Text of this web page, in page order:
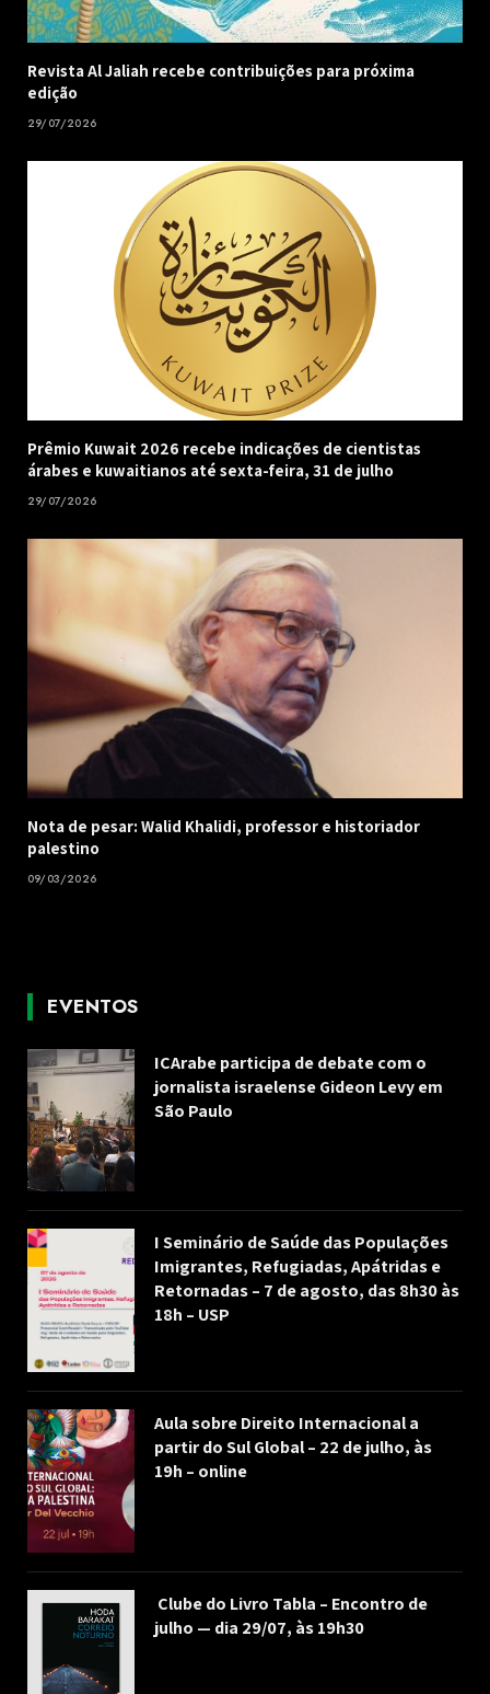
Revista Al Jaliah recebe contribuições para próxima
edição
29/07/2026
Prêmio Kuwait 2026 recebe indicações de cientistas
árabes e kuwaitianos até sexta-feira, 31 de julho
29/07/2026
Nota de pesar: Walid Khalidi, professor e historiador
palestino
09/03/2026
EVENTOS
ICArabe participa de debate com o
jornalista israelense Gideon Levy em
São Paulo
I Seminário de Saúde das Populações
Imigrantes, Refugiadas, Apátridas e
Retornadas – 7 de agosto, das 8h30 às
18h – USP
Aula sobre Direito Internacional a
partir do Sul Global – 22 de julho, às
19h – online
Clube do Livro Tabla – Encontro de
julho — dia 29/07, às 19h30